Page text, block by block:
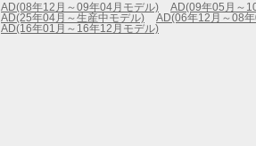
AD(08年12月～09年04月モデル)
AD(09年05月～
AD(25年04月～生産中モデル) AD(06年12月～08
AD(16年01月～16年12月モデル)